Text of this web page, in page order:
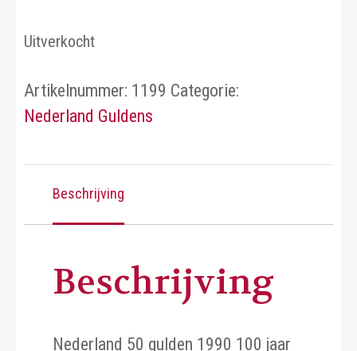
Uitverkocht
Artikelnummer: 1199 Categorie:
Nederland Guldens
Beschrijving
Beschrijving
Nederland 50 gulden 1990 100 jaar